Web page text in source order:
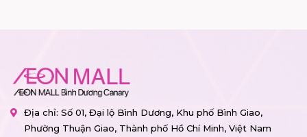
Địa chỉ: Số 01, Đại lộ Bình Dương, Khu phố Bình Giao,
Phường Thuận Giao, Thành phố Hồ Chí Minh, Việt Nam